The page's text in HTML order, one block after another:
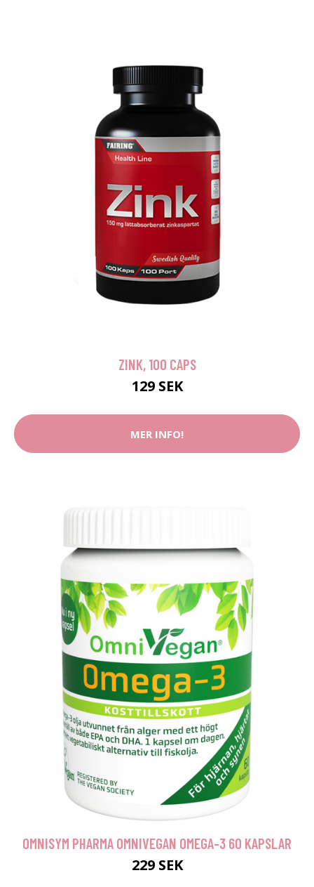
ZINK, 100 CAPS
129 SEK
MER INFO!
OMNISYM PHARMA OMNIVEGAN OMEGA-3 60 KAPSLAR
229 SEK